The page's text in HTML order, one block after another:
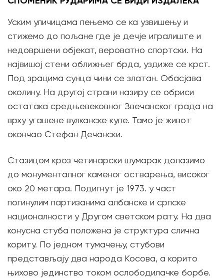
Уским уличицама пењемо се ка узвишењу и
стижемо до пољане где је дечје игралиште и
недовршени објекат, вероватно спортски. На
највишој стени оближњег брда, уздиже се крст.
Под зрацима сунца чини се златан. Обасјава
околину. На другој страни назиру се обриси
остатака средњевековног Звечанског града на
врху угашене вулканске купе. Тамо је живот
окончао Стефан Дечански.
Стазицом кроз четинарски шумарак долазимо
до монументалног каменог остварења, високог
око 20 метара. Подигнут је 1973. у част
погинулим партизанима албанске и српске
националности у Другом светском рату. На два
конусна стуба положена је структура слична
кориту. По једном тумачењу, стубови
представљају два народа Косова, а корито
њихово јединство током ослободилачке борбе.